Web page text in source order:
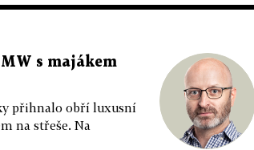
s majákem
přihnalo obří luxusní
na střeše. Na